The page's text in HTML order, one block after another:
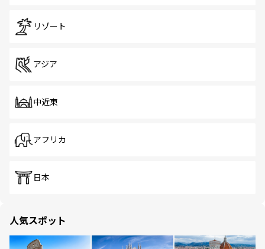
リゾート
アジア
中近東
アフリカ
日本
人気スポット